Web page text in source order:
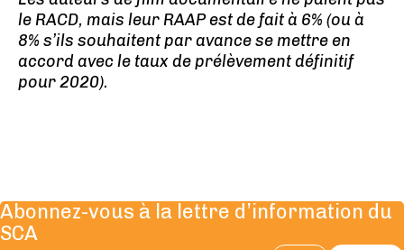
le RACD, mais leur RAAP est de fait à 6% (ou à
8% s’ils souhaitent par avance se mettre en
accord avec le taux de prélèvement définitif
pour 2020).
Abonnez-vous à la lettre d’information du
SCA